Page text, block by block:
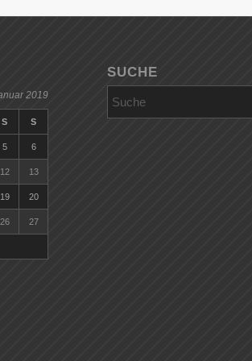
2019
S S
5 6
12 13
19 20
26 27
SUCHE